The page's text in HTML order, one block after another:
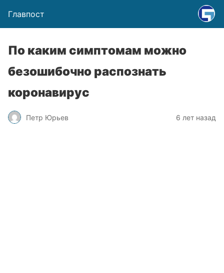
Главпост
По каким симптомам можно
безошибочно распознать
коронавирус
Петр Юрьев 6 лет назад